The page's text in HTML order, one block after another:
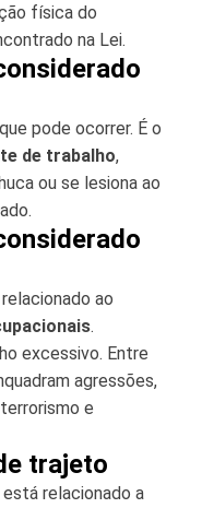
física do
na Lei.
pode ocorrer. É o
de trabalho,
ou se lesiona ao
ao
.
excessivo. Entre
agressões,
e
trajeto
relacionado a